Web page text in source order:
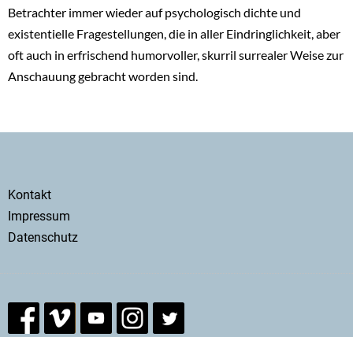
Betrachter immer wieder auf psychologisch dichte und
existentielle Fragestellungen, die in aller Eindringlichkeit, aber
oft auch in erfrischend humorvoller, skurril surrealer Weise zur
Anschauung gebracht worden sind.
Secondary
menu
Kontakt
Impressum
Datenschutz